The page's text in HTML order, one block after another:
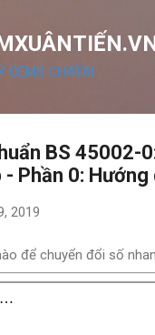
OEMS CHATAI
BS 45002-
- Phần 0:
2019
để chuyển đổi số